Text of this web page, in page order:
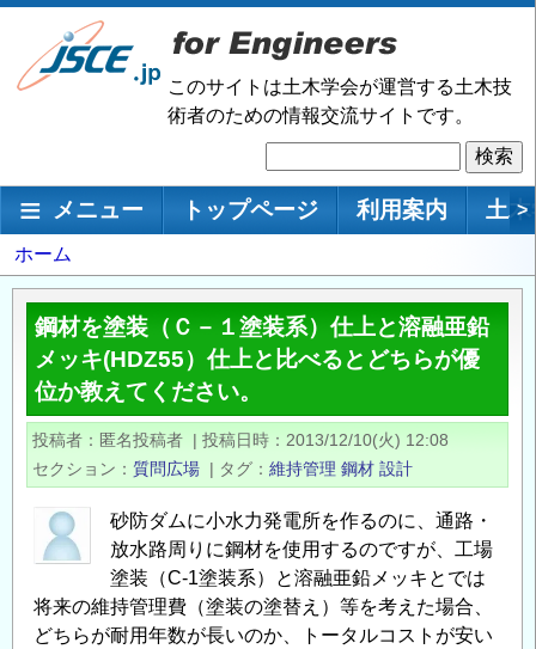
メ
ン
移
このサイトは土木学会が運営する土木技
術者のための情報交流サイトです。
索
メインナビゲーション
メニュー トップページ 利用案内 土 >
パ
ン
く
ホーム
鋼材を塗装（Ｃ－１塗装系）仕上と溶融亜鉛
メッキ(HDZ55）仕上と比べるとどちらが優
位か教えてください。
投稿者 匿名投稿者 | 投稿日時
2013/12/10(火) 12:08
セクション
質問広場 | タグ 維持管理 鋼材 設計
砂防ダムに小水力発電所を作るのに、通路・
放水路周りに鋼材を使用するのですが、工場
塗装（C-1塗装系）と溶融亜鉛メッキとでは
将来の維持管理費（塗装の塗替え）等を考えた場合、
どちらが耐用年数が長いのか、トータルコストが安い